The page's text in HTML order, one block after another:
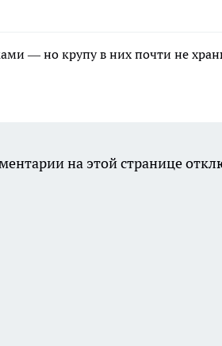
— но крупу в них почти не
на этой странице